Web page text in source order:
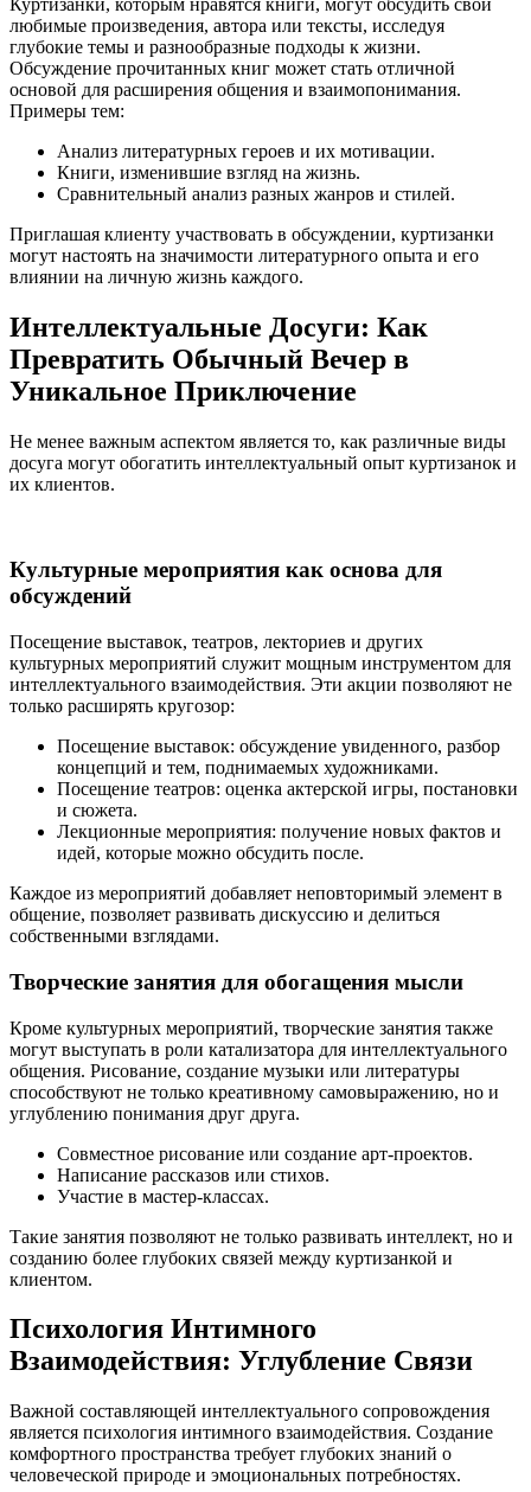
любимые произведения, автора или тексты, исследуя
глубокие темы и разнообразные подходы к жизни.
Обсуждение прочитанных книг может стать отличной
основой для расширения общения и взаимопонимания.
Примеры тем:
Анализ литературных героев и их мотивации.
Книги, изменившие взгляд на жизнь.
Сравнительный анализ разных жанров и стилей.
Приглашая клиенту участвовать в обсуждении, куртизанки
могут настоять на значимости литературного опыта и его
влиянии на личную жизнь каждого.
Интеллектуальные Досуги: Как
Превратить Обычный Вечер в
Уникальное Приключение
Не менее важным аспектом является то, как различные виды
досуга могут обогатить интеллектуальный опыт куртизанок и
их клиентов.
Культурные мероприятия как основа для
обсуждений
Посещение выставок, театров, лекториев и других
культурных мероприятий служит мощным инструментом для
интеллектуального взаимодействия. Эти акции позволяют не
только расширять кругозор:
Посещение выставок: обсуждение увиденного, разбор
концепций и тем, поднимаемых художниками.
Посещение театров: оценка актерской игры, постановки
и сюжета.
Лекционные мероприятия: получение новых фактов и
идей, которые можно обсудить после.
Каждое из мероприятий добавляет неповторимый элемент в
общение, позволяет развивать дискуссию и делиться
собственными взглядами.
Творческие занятия для обогащения мысли
Кроме культурных мероприятий, творческие занятия также
могут выступать в роли катализатора для интеллектуального
общения. Рисование, создание музыки или литературы
способствуют не только креативному самовыражению, но и
углублению понимания друг друга.
Совместное рисование или создание арт-проектов.
Написание рассказов или стихов.
Участие в мастер-классах.
Такие занятия позволяют не только развивать интеллект, но и
созданию более глубоких связей между куртизанкой и
клиентом.
Психология Интимного
Взаимодействия: Углубление Связи
Важной составляющей интеллектуального сопровождения
является психология интимного взаимодействия. Создание
комфортного пространства требует глубоких знаний о
человеческой природе и эмоциональных потребностях.